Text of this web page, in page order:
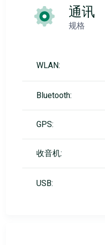
通讯
规格
WLAN:
Bluetooth:
GPS:
收音机:
USB: